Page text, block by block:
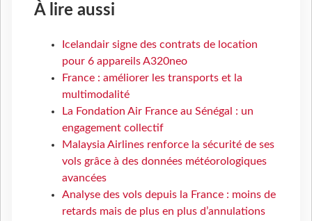
À lire aussi
Icelandair signe des contrats de location
pour 6 appareils A320neo
France : améliorer les transports et la
multimodalité
La Fondation Air France au Sénégal : un
engagement collectif
Malaysia Airlines renforce la sécurité de ses
vols grâce à des données météorologiques
avancées
Analyse des vols depuis la France : moins de
retards mais de plus en plus d’annulations